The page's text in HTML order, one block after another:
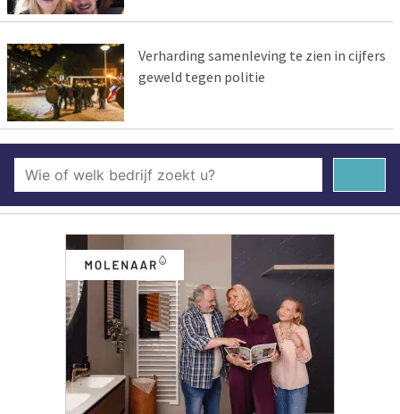
Verharding samenleving te zien in cijfers
geweld tegen politie